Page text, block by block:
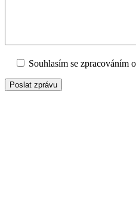
Souhlasím se zpracováním